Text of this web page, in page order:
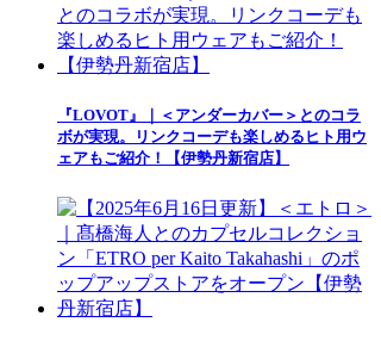
『LOVOT』｜＜アンダーカバー＞とのコラ
ボが実現。リンクコーデも楽しめるヒト用ウ
ェアもご紹介！【伊勢丹新宿店】